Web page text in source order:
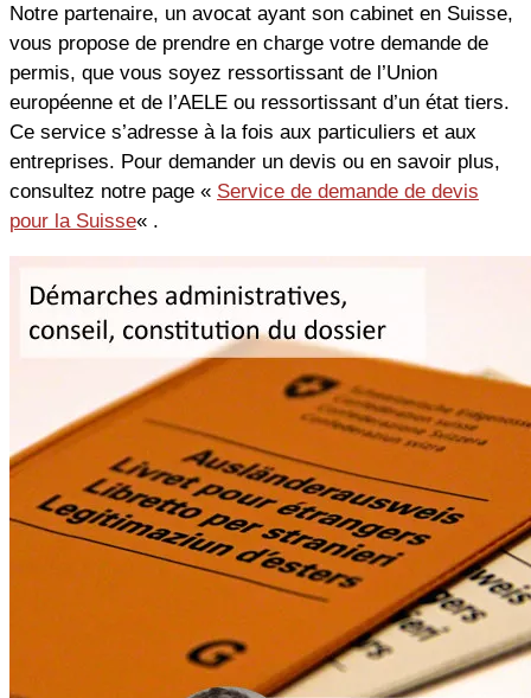
Notre partenaire, un avocat ayant son cabinet en Suisse,
vous propose de prendre en charge votre demande de
permis, que vous soyez ressortissant de l’Union
européenne et de l’AELE ou ressortissant d’un état tiers.
Ce service s’adresse à la fois aux particuliers et aux
entreprises. Pour demander un devis ou en savoir plus,
consultez notre page « Service de demande de devis
pour la Suisse« .